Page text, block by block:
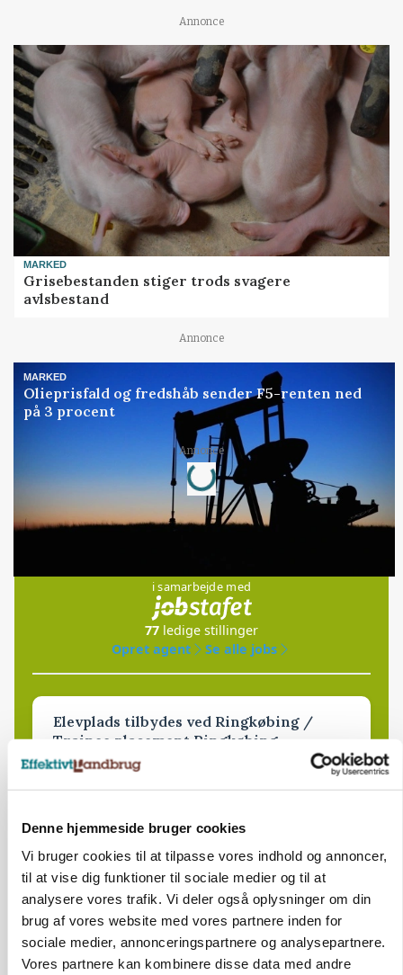
Denne hjemmeside bruger cookies
Vi bruger cookies til at tilpasse vores indhold og annoncer,
til at vise dig funktioner til sociale medier og til at
analysere vores trafik. Vi deler også oplysninger om din
brug af vores website med vores partnere inden for
sociale medier, annonceringspartnere og analysepartnere.
Vores partnere kan kombinere disse data med andre
Annonce
MARKED
Grisebestanden stiger trods svagere
avlsbestand
Annonce
MARKED
Olieprisfald og fredshåb sender F5-renten ned
på 3 procent
Annonce
Loading...
i samarbejde med
77 ledige stillinger
Opret agent
Se alle jobs
Elevplads tilbydes ved Ringkøbing /
Trainee placement Ringkøbing
Grise
Rørlægger / håndmand søges til
dræn/entreprenørarbejde.
Anlæg Kloak